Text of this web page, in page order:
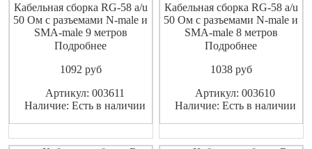
Кабельная сборка RG-58 a/u
50 Ом с разъемами N-male и
SMA-male 9 метров
ShopCarry
Подробнее
1092 pуб
Артикул: 003611
Наличие: Есть в наличии
Кабельная сборка RG-58 a/u
50 Ом с разъемами N-male и
SMA-male 8 метров
ShopCarry
Подробнее
1038pуб
Артикул: 003610
Наличие: Есть в наличии